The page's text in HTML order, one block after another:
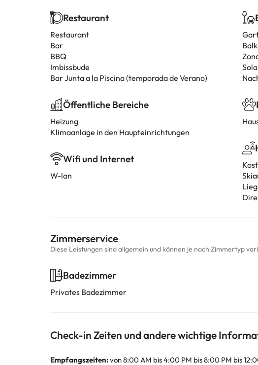
Restaurant
Restaurant
Bar
BBQ
Imbissbude
Bar Junta a la Piscina (temporada de Verano)
Öffentliche Bereiche
Heizung
Klimaanlage in den Haupteinrichtungen
Wifi und Internet
W-lan
Zimmerservice
Diese Leistungen sind allgemein und können je nach Zimmertyp
Badezimmer
Privates Badezimmer
Check-in Zeiten und andere wichtige
Empfangszeiten:von 8:00 AM bis 4:00 PM bis 8:00 PM bis